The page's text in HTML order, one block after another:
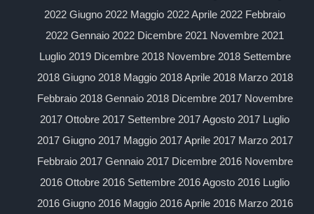
2022 Giugno 2022 Maggio 2022 Aprile 2022 Febbraio
2022 Gennaio 2022 Dicembre 2021 Novembre 2021
Luglio 2019 Dicembre 2018 Novembre 2018 Settembre
2018 Giugno 2018 Maggio 2018 Aprile 2018 Marzo 2018
Febbraio 2018 Gennaio 2018 Dicembre 2017 Novembre
2017 Ottobre 2017 Settembre 2017 Agosto 2017 Luglio
2017 Giugno 2017 Maggio 2017 Aprile 2017 Marzo 2017
Febbraio 2017 Gennaio 2017 Dicembre 2016 Novembre
2016 Ottobre 2016 Settembre 2016 Agosto 2016 Luglio
2016 Giugno 2016 Maggio 2016 Aprile 2016 Marzo 2016